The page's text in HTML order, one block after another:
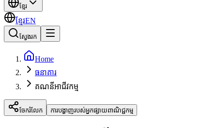
ខ្មែរ
ខ្មែរEN
ស្វែងរក
Home
ធនាគារ
គណនីអាជីវកម្ម
ចែករំលែក ការបង្ហាញរបស់អ្នកផ្សាយពាណិជ្ជកម្ម